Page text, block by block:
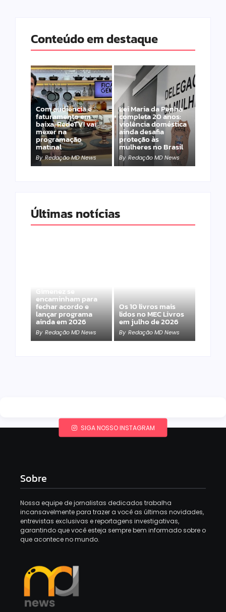
Conteúdo em destaque
Com audiência e
faturamento em
baixa, RedeTV! vai
mexer na
programação
matinal
By Redação MD News
Lei Maria da Penha
completa 20 anos:
violência doméstica
ainda desafia
proteção às
mulheres no Brasil
By Redação MD News
Últimas notícias
Gimenez se
encaminham para
fechar acordo e
lançar programa
ainda em 2026
By Redação MD News
Os 10 livros mais
lidos no MEC Livros
em julho de 2026
By Redação MD News
SIGA NOSSO INSTAGRAM
Sobre
Nossa equipe de jornalistas dedicados trabalha
incansavelmente para trazer a você as últimas novidades,
entrevistas exclusivas e reportagens investigativas,
garantindo que você esteja sempre bem informado sobre o
que acontece no mundo.